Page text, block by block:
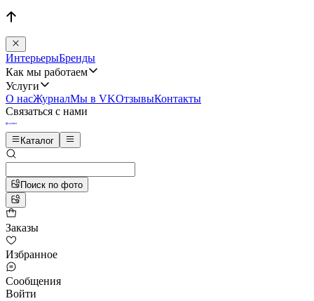
ИнтерьерыБренды
Как мы работаем
Услуги
О насЖурналМы в VKОтзывыКонтакты
Связаться с нами
Каталог
Поиск по фото
Заказы
Избранное
Сообщения
Войти